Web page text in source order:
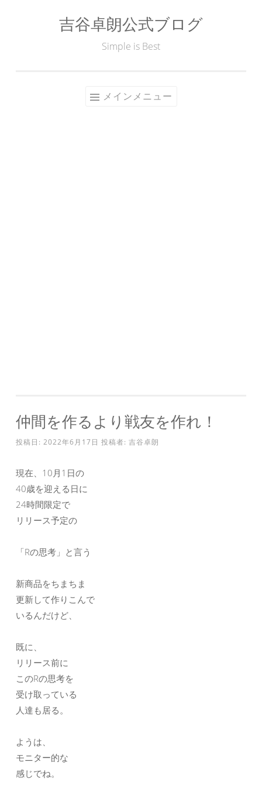
吉谷卓朗公式ブログ
Simple is Best
メインメニュー
仲間を作るより戦友を作れ！
投稿日: 2022年6月17日 投稿者: 吉谷卓朗
現在、10月1日の
40歳を迎える日に
24時間限定で
リリース予定の
「Rの思考」と言う
新商品をちまちま
更新して作りこんで
いるんだけど、
既に、
リリース前に
このRの思考を
受け取っている
人達も居る。
ようは、
モニター的な
感じでね。